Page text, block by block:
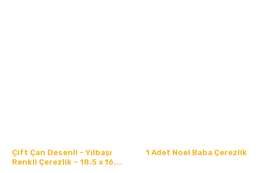
Çift Çan Desenli - Yılbaşı
Renkli Çerezlik – 18.5 x 16.5
1 Adet Noel Baba Çerezlik